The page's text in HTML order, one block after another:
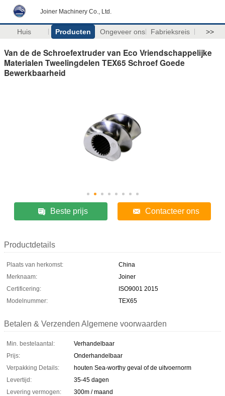
Joiner Machinery Co., Ltd.
Huis Producten Ongeveer ons Fabrieksreis >>
Van de de Schroefextruder van Eco Vriendschappelijke
Materialen Tweelingdelen TEX65 Schroef Goede
Bewerkbaarheid
Beste prijs Contacteer ons
Productdetails
Plaats van herkomst:
China
Merknaam:
Joiner
Certificering:
ISO9001 2015
Modelnummer:
TEX65
Betalen & Verzenden Algemene voorwaarden
Min. bestelaantal:
Verhandelbaar
Prijs:
Onderhandelbaar
Verpakking Details:
houten Sea-worthy geval of de uitvoernorm
Levertijd:
35-45 dagen
Levering vermogen:
300m / maand